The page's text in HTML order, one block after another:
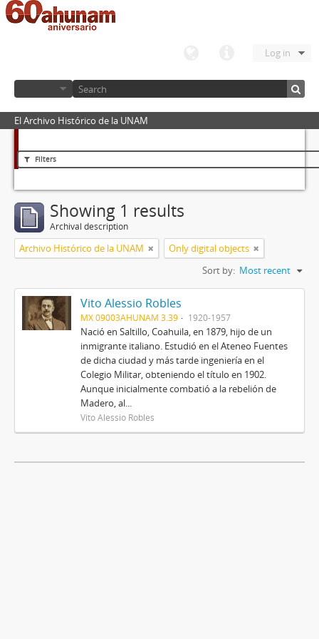
Log in
El Archivo Histórico de la UNAM
Filters
Showing 1 results
Archival description
Archivo Histórico de la UNAM
Only digital objects
Sort by: Most recent
Vito Alessio Robles
MX 09003AHUNAM 3.39 1920-1957
Nació en Saltillo, Coahuila, en 1879, hijo de un
inmigrante italiano. Estudió en el Ateneo Fuentes
de dicha ciudad y más tarde ingeniería en el
Colegio Militar, obteniendo el título en 1902.
Aunque inicialmente combatió a la rebelión de
Madero, al...
Vito Alessio Robles